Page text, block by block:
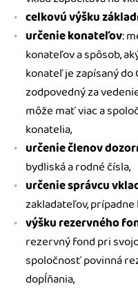
celkovú výšku
určenie konateľov:
konateľov a spôsob,
konateľ je zapísaný
zodpovedný za
môže mať viac a
konatelia,
určenie členov
bydliská a rodné čísla,
určenie správcu
zakladateľov, prípadne
výšku rezervného
rezervný fond pri
spoločnosť povinná
dopĺňania,